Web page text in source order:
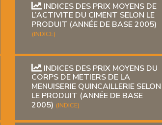
INDICES DES PRIX MOYENS DE
L’ACTIVITE DU CIMENT SELON LE
PRODUIT (ANNÉE DE BASE 2005)
(INDICE)
INDICES DES PRIX MOYENS DU
CORPS DE METIERS DE LA
MENUISERIE QUINCAILLERIE SELON
LE PRODUIT (ANNÉE DE BASE
2005) (INDICE)